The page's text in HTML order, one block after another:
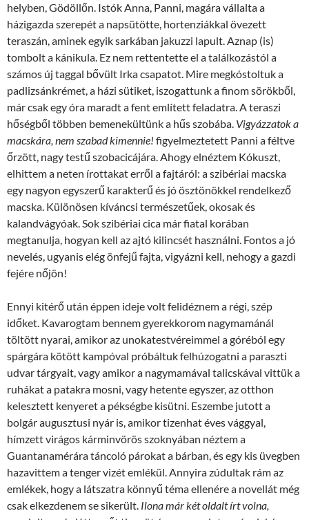
helyben, Gödöllőn. Istók Anna, Panni, magára vállalta a
házigazda szerepét a napsütötte, hortenziákkal övezett
teraszán, aminek egyik sarkában jakuzzi lapult. Aznap (is)
tombolt a kánikula. Ez nem rettentette el a találkozástól a
számos új taggal bővült Irka csapatot. Mire megkóstoltuk a
padlizsánkrémet, a házi sütiket, iszogattunk a finom sörökből,
már csak egy óra maradt a fent említett feladatra. A teraszi
hőségből többen bemenekültünk a hűs szobába. Vigyázzatok a
macskára, nem szabad kimennie! figyelmeztetett Panni a féltve
őrzött, nagy testű szobacicájára. Ahogy elnéztem Kókuszt,
elhittem a neten írottakat erről a fajtáról: a szibériai macska
egy nagyon egyszerű karakterű és jó ösztönökkel rendelkező
macska. Különösen kíváncsi természetűek, okosak és
kalandvágyóak. Sok szibériai cica már fiatal korában
megtanulja, hogyan kell az ajtó kilincsét használni. Fontos a jó
nevelés, ugyanis elég önfejű fajta, vigyázni kell, nehogy a gazdi
fejére nőjön!
Ennyi kitérő után éppen ideje volt felidéznem a régi, szép
időket. Kavarogtam bennem gyerekkorom nagymamánál
töltött nyarai, amikor az unokatestvéreimmel a góréból egy
spárgára kötött kampóval próbáltuk felhúzogatni a paraszti
udvar tárgyait, vagy amikor a nagymamával talicskával vittük a
ruhákat a patakra mosni, vagy hetente egyszer, az otthon
kelesztett kenyeret a pékségbe kisütni. Eszembe jutott a
bolgár augusztusi nyár is, amikor tizenhat éves vággyal,
hímzett virágos kárminvörös szoknyában néztem a
Guantanamérára táncoló párokat a bárban, és egy kis üvegben
hazavittem a tenger vizét emlékül. Annyira zúdultak rám az
emlékek, hogy a látszatra könnyű téma ellenére a novellát még
csak elkezdenem se sikerült. Ilona már két oldalt írt volna,